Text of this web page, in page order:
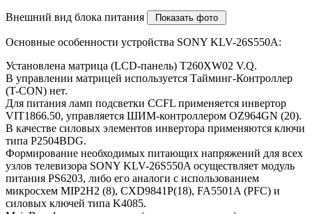
Внешний вид блока питания
Основные особенности устройства SONY KLV-26S550A:
Установлена матрица (LCD-панель) T260XW02 V.Q.
В управлении матрицей используется Тайминг-Контроллер
(T-CON) нет.
Для питания ламп подсветки CCFL применяется инвертор
VIT1866.50, управляется ШИМ-контроллером OZ964GN (20).
В качестве силовых элементов инвертора применяются ключи
типа P2504BDG.
Формирование необходимых питающих напряжений для всех
узлов телевизора SONY KLV-26S550A осуществляет модуль
питания PS6203, либо его аналоги c использованием
микросхем MIP2H2 (8), CXD9841P(18), FA5501A (PFC) и
силовых ключей типа K4085.